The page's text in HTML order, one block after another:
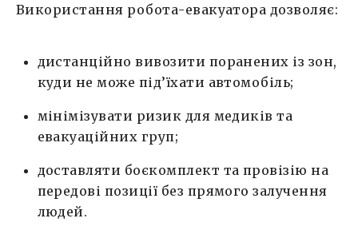
Використання робота-евакуатора дозволяє:
дистанційно вивозити поранених із зон,
куди не може під’їхати автомобіль;
мінімізувати ризик для медиків та
евакуаційних груп;
доставляти боєкомплект та провізію на
передові позиції без прямого залучення
людей.